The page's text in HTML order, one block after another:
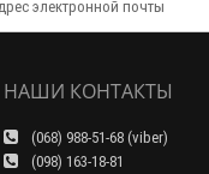
НАШИ КОНТАКТЫ
(068) 988-51-68 (viber)
(098) 163-18-81